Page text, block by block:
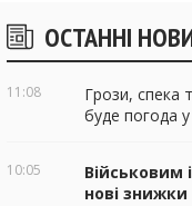
Бічні
віджети
ОСТАННІ
11:08
Грози, спека
буде погода у
10:05
Військовим
нові